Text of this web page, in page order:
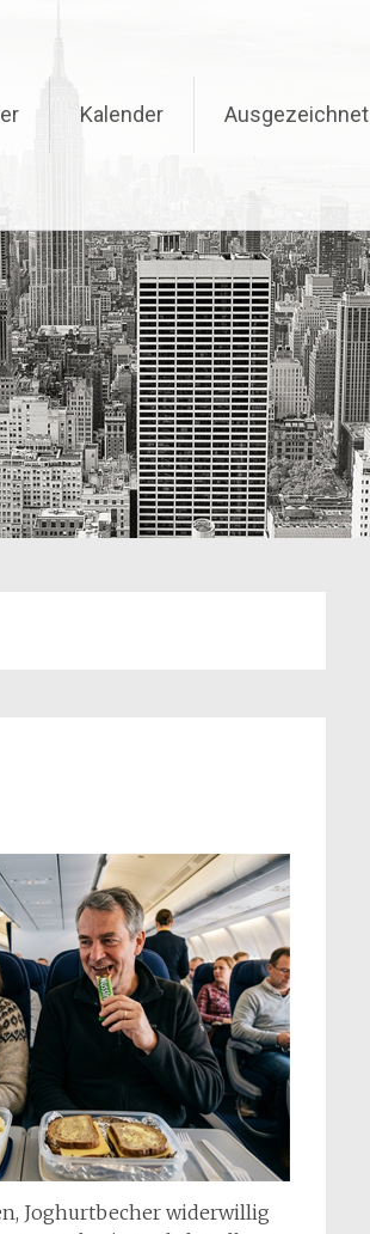
Kalender Ausgezeichnet
Joghurtbecher widerwillig